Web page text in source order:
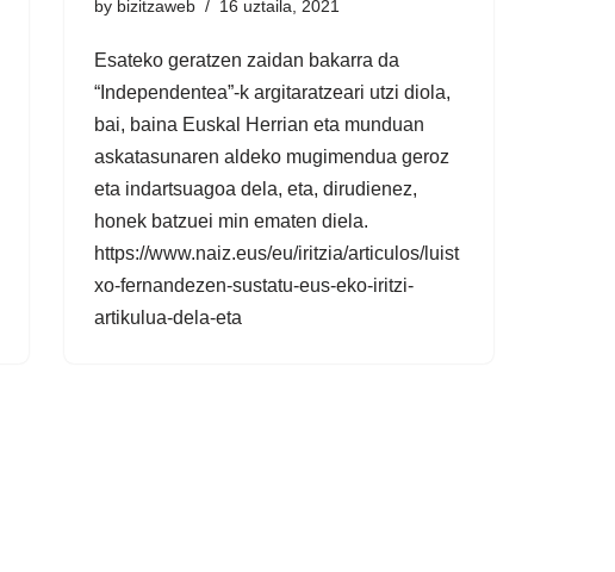
by bizitzaweb 16 uztaila, 2021
Esateko geratzen zaidan bakarra da
“Independentea”-k argitaratzeari utzi diola,
bai, baina Euskal Herrian eta munduan
askatasunaren aldeko mugimendua geroz
eta indartsuagoa dela, eta, dirudienez,
honek batzuei min ematen diela.
https://www.naiz.eus/eu/iritzia/articulos/luist
xo-fernandezen-sustatu-eus-eko-iritzi-
artikulua-dela-eta